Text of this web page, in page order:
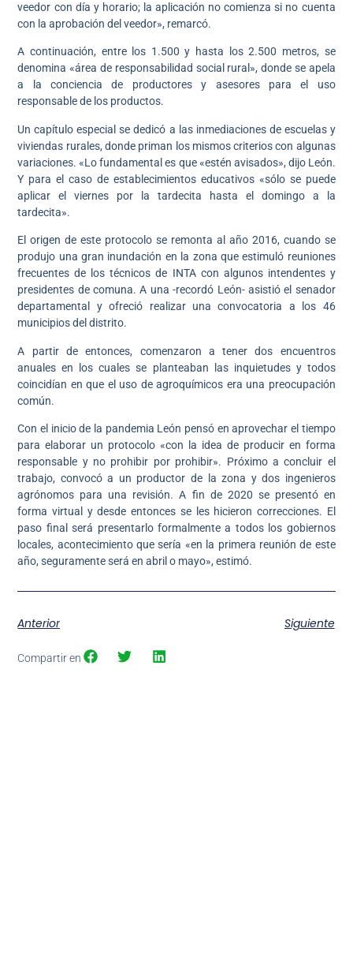
veedor con día y horario; la aplicación no comienza si no cuenta
con la aprobación del veedor», remarcó.
A continuación, entre los 1.500 y hasta los 2.500 metros, se
denomina «área de responsabilidad social rural», donde se apela
a la conciencia de productores y asesores para el uso
responsable de los productos.
Un capítulo especial se dedicó a las inmediaciones de escuelas y
viviendas rurales, donde priman los mismos criterios con algunas
variaciones. «Lo fundamental es que «estén avisados», dijo León.
Y para el caso de establecimientos educativos «sólo se puede
aplicar el viernes por la tardecita hasta el domingo a la
tardecita».
El origen de este protocolo se remonta al año 2016, cuando se
produjo una gran inundación en la zona que estimuló reuniones
frecuentes de los técnicos de INTA con algunos intendentes y
presidentes de comuna. A una -recordó León- asistió el senador
departamental y ofreció realizar una convocatoria a los 46
municipios del distrito.
A partir de entonces, comenzaron a tener dos encuentros
anuales en los cuales se planteaban las inquietudes y todos
coincidían en que el uso de agroquímicos era una preocupación
común.
Con el inicio de la pandemia León pensó en aprovechar el tiempo
para elaborar un protocolo «con la idea de producir en forma
responsable y no prohibir por prohibir». Próximo a concluir el
trabajo, convocó a un productor de la zona y dos ingenieros
agrónomos para una revisión. A fin de 2020 se presentó en
forma virtual y desde entonces se les hicieron correcciones. El
paso final será presentarlo formalmente a todos los gobiernos
locales, acontecimiento que sería «en la primera reunión de este
año, seguramente será en abril o mayo», estimó.
Anterior Siguiente
Compartir en